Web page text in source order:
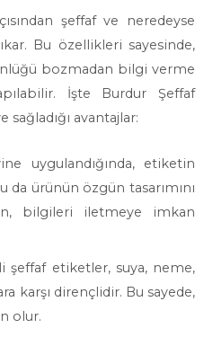
şeffaf ve neredeyse
Bu özellikleri sayesinde,
bozmadan bilgi verme
İşte Burdur Şeffaf
avantajlar:
uygulandığında, etiketin
ürünün özgün tasarımını
bilgileri iletmeye imkan
şeffaf etiketler, suya, neme,
karşı dirençlidir. Bu sayede,
olur.